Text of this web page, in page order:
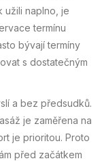
užili naplno, je
termínu
bývají termíny
s dostatečným
a bez předsudků.
je zaměřena na
je prioritou. Proto
před začátkem